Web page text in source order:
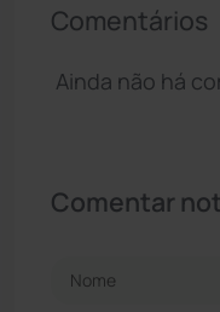
Comentários
Ainda não há
Comentar